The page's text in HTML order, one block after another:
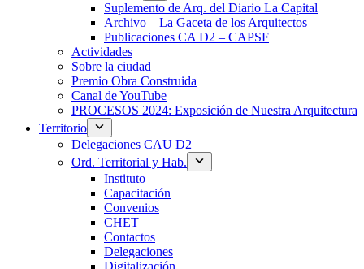
Suplemento de Arq. del Diario La Capital
Archivo – La Gaceta de los Arquitectos
Publicaciones CA D2 – CAPSF
Actividades
Sobre la ciudad
Premio Obra Construida
Canal de YouTube
PROCESOS 2024: Exposición de Nuestra Arquitectura
Territorio
Delegaciones CAU D2
Ord. Territorial y Hab.
Instituto
Capacitación
Convenios
CHET
Contactos
Delegaciones
Digitalización